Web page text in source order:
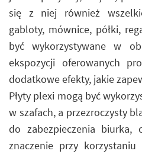
się z niej również
gabloty, mównice, półki,
być wykorzystywane w
ekspozycji oferowanych
dodatkowe efekty, jakie
Płyty plexi mogą być
w szafach, a przezroczysty
do zabezpieczenia biurka,
znaczenie przy